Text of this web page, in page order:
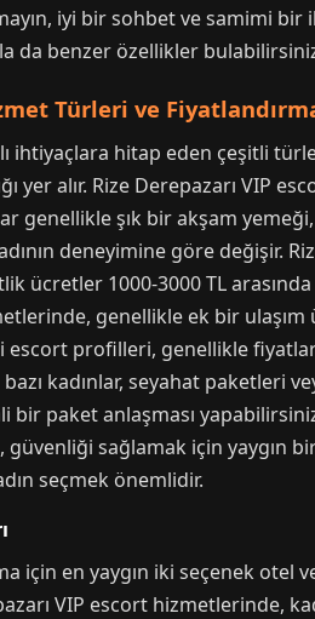
iyi bir sohbet ve samimi
da benzer özellikler
Türleri ve
ihtiyaçlara hitap eden çeşitli
yer alır. Rize Derepazarı VIP
genellikle şık bir akşam
deneyimine göre değişir.
ücretler 1000-3000 TL
genellikle ek bir
profilleri, genellikle
kadınlar, seyahat paketleri
paket anlaşması
güvenliği sağlamak için yaygın
seçmek önemlidir.
için en yaygın iki seçenek otel
VIP escort hizmetlerinde,